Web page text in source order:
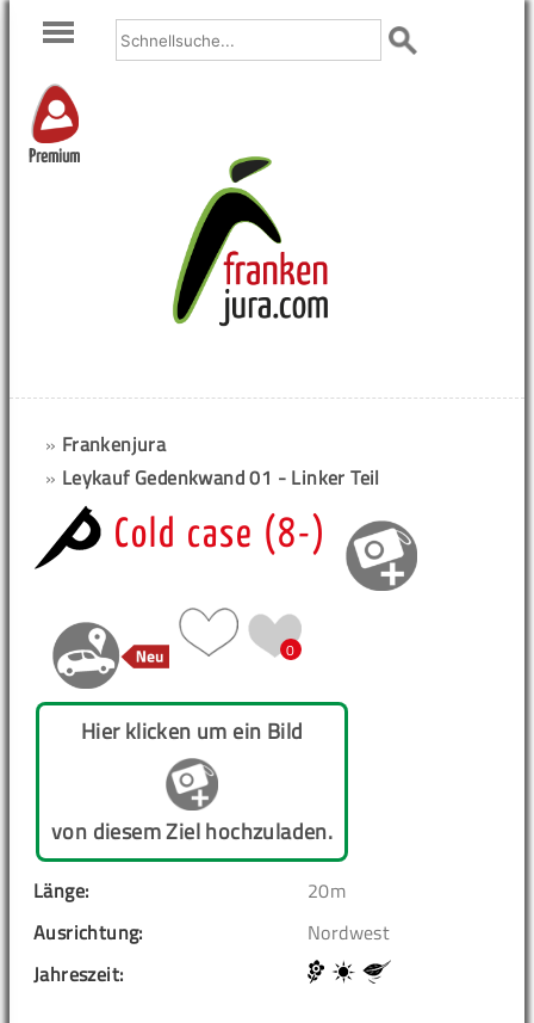
Premium
» Frankenjura
» Leykauf Gedenkwand 01 - Linker Teil
Cold case (8-)
0
Hier klicken um ein Bild
von diesem Ziel hochzuladen.
Länge:
20m
Ausrichtung:
Nordwest
Jahreszeit: